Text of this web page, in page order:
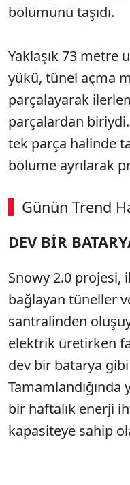
bölümünü taşıdı.
Yaklaşık 73 metre
yükü, tünel açma
parçalayarak
parçalardan
tek parça halinde
bölüme ayrılarak
Günün Trend
DEV BİR
Snowy 2.0 projesi,
bağlayan tüneller
santralinden
elektrik üretirken
dev bir batarya gibi
bir haftalık enerji
kapasiteye sahip